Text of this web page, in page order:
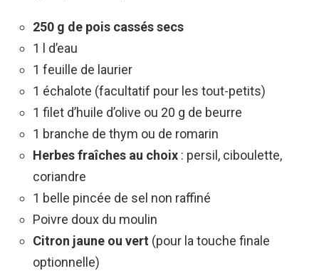
250 g de pois cassés secs
1 l d’eau
1 feuille de laurier
1 échalote (facultatif pour les tout-petits)
1 filet d’huile d’olive ou 20 g de beurre
1 branche de thym ou de romarin
Herbes fraîches au choix : persil, ciboulette,
coriandre
1 belle pincée de sel non raffiné
Poivre doux du moulin
Citron jaune ou vert (pour la touche finale
optionnelle)